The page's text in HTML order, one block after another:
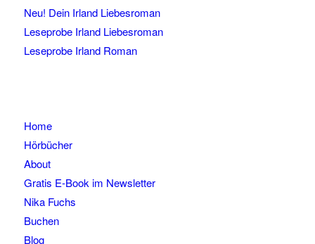
Neu! Dein Irland Liebesroman
Leseprobe Irland Liebesroman
Leseprobe Irland Roman
Home
Hörbücher
About
Gratis E-Book im Newsletter
Nika Fuchs
Buchen
Blog